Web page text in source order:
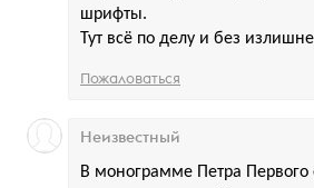
шрифты.
Тут всё по делу и без
Пожаловаться
В монограмме Петра
Неизвестный